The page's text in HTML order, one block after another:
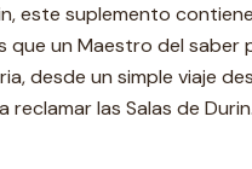
este suplemento
que un Maestro del
desde un simple viaje
las Salas de Durin.